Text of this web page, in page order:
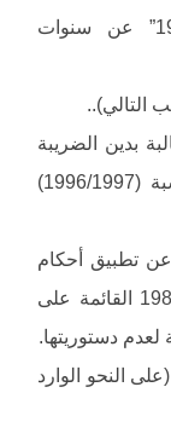
2- وبصفة احتياطية: ببطلان نموذج “19” عن سنوات
بدين الضريبة
ورسم التنمية وخلافه عن سنوات المحاسبة (1996/1997)
تطبيق أحكام
المادة 125 من القانون رقم 157 لسنة 1981 القائمة على
لعدم دستوريتها.
النحو الوارد